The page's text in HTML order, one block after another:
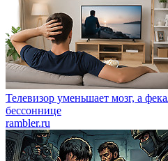
Телевизор уменьшает мозг, а
бессоннице
rambler.ru